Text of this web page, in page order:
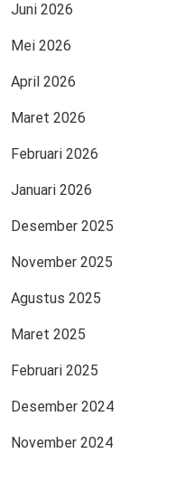
Juni 2026
Mei 2026
April 2026
Maret 2026
Februari 2026
Januari 2026
Desember 2025
November 2025
Agustus 2025
Maret 2025
Februari 2025
Desember 2024
November 2024